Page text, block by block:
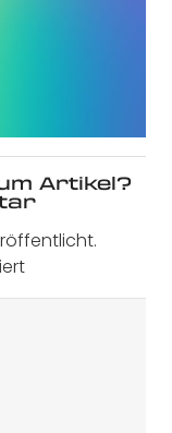
Artikel?